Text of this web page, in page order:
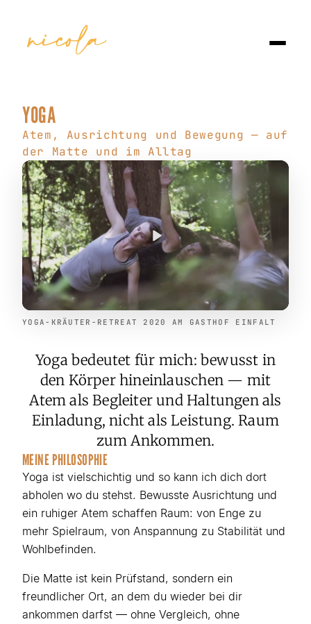
YOGA
Atem, Ausrichtung und Bewegung — auf
der Matte und im Alltag
Abspielen
YOGA-KRÄUTER-RETREAT 2020 AM GASTHOF EINFALT
Yoga bedeutet für mich: bewusst in
den Körper hineinlauschen — mit
Atem als Begleiter und Haltungen als
Einladung, nicht als Leistung. Raum
zum Ankommen.
MEINE PHILOSOPHIE
Yoga ist vielschichtig und so kann ich dich dort
abholen wo du stehst. Bewusste Ausrichtung und
ein ruhiger Atem schaffen Raum: von Enge zu
mehr Spielraum, von Anspannung zu Stabilität und
Wohlbefinden.
Die Matte ist kein Prüfstand, sondern ein
freundlicher Ort, an dem du wieder bei dir
ankommen darfst — ohne Vergleich, ohne